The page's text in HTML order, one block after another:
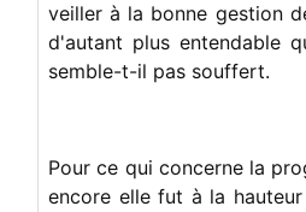
veiller à la bonne gestion
d'autant plus entendable
semble-t-il pas souffert.
Pour ce qui concerne la
encore elle fut à la